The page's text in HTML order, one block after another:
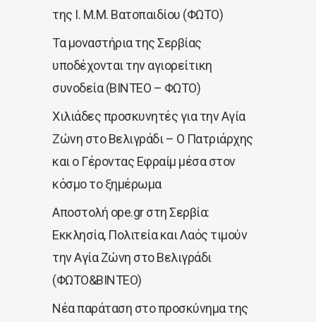
της Ι. Μ.Μ. Βατοπαιδίου (ΦΩΤΟ)
Τα μοναστήρια της Σερβίας
υποδέχονται την αγιορείτικη
συνοδεία (ΒΙΝΤΕΟ – ΦΩΤΟ)
Χιλιάδες προσκυνητές για την Αγία
Ζώνη στο Βελιγράδι – Ο Πατριάρχης
και ο Γέροντας Εφραίμ μέσα στον
κόσμο το ξημέρωμα
Αποστολή ope.gr στη Σερβία:
Εκκλησία, Πολιτεία και Λαός τιμούν
την Αγία Ζώνη στο Βελιγράδι
(ΦΩΤΟ&ΒΙΝΤΕΟ)
Νέα παράταση στο προσκύνημα της